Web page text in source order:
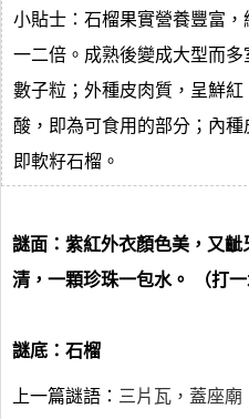
小貼士：石榴果實營養豐富
一二倍。成熟後變成大型而
數子粒；外種皮肉質，呈鮮
酸，即為可食用的部分；內
即軟籽石榴。
謎面：紫紅外衣顏色美，又
清，一顆珍珠一包水。 （打一
謎底：石榴
上一篇謎語： 三片瓦，蓋座廟